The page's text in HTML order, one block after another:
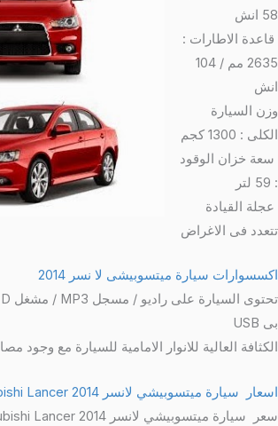
58 انش
قاعدة الاطارات :
2635 مم / 104
انش
وزن السيارة
الكلى : 1300 كجم
سعة خزان الوقود
: 59 لتر
عجلة القيادة
تتعدد فى الاغراض
اكسسوارات سيارة ميتسوبيشى لا نسر 2014
بى USB
الكثافة العالية للانوار الامامية للسيارة مع وجود
اسعار سيارة ميتسوبيشي لانسر Mitsubishi Lancer 2014